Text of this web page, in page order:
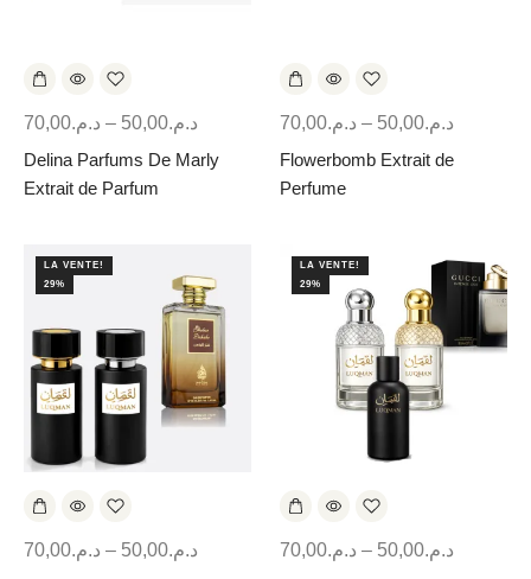
د.م.70,00 – د.م.50,00
Delina Parfums De Marly
Extrait de Parfum
د.م.70,00 – د.م.50,00
Flowerbomb Extrait de
Perfume
LA VENTE!
29%
د.م.70,00 – د.م.50,00
LA VENTE!
29%
د.م.70,00 – د.م.50,00